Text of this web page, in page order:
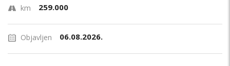
km 259.000
Objavljen 06.08.2026.